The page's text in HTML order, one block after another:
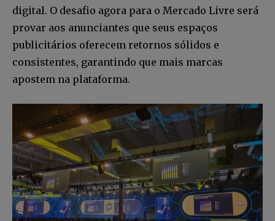
Faça parte da Comunidade
Retail Media News assinando
nossa newsletter.
Seja um assinante e desfrute de leitura ilimitada de artigos e
INSCREVA-SE
Li e aceito aPolítica de Privacidade.
digital. O desafio agora para o Mercado Livre será
provar aos anunciantes que seus espaços
publicitários oferecem retornos sólidos e
consistentes, garantindo que mais marcas
apostem na plataforma.